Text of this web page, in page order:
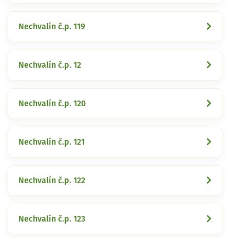
Nechvalín č.p. 119
Nechvalín č.p. 12
Nechvalín č.p. 120
Nechvalín č.p. 121
Nechvalín č.p. 122
Nechvalín č.p. 123